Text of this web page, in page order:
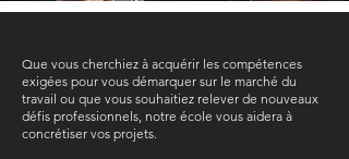
Que vous cherchiez à acquérir les compétences
exigées pour vous démarquer sur le marché du
travail ou que vous souhaitiez relever de nouveaux
défis professionnels, notre école vous aidera à
concrétiser vos projets.